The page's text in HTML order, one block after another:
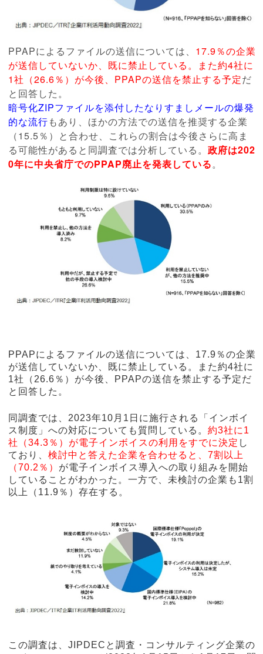
PPAPによるファイルの送信については、 17.9％の企業
が送信していないか、既に禁止している。また約4社に
1社（26.6％）が今後、PPAPの送信を禁止する予定だ
と回答した。
暗号化ZIPファイルを添付したなりすましメールの爆発
的な流行もあり、ほかの方法での送信を推奨する企業
（15.5％）と合わせ、これらの割合は今後さらに高ま
る可能性があると同調査では分析している。政府は202
0年に中央省庁でのPPAP廃止を発表している。
PPAPによるファイルの送信については、17.9％の企業
が送信していないか、既に禁止している。また約4社に
1社（26.6％）が今後、PPAPの送信を禁止する予定だ
と回答した。
同調査では、2023年10月1日に施行される「インボイ
ス制度」への対応についても質問している。約3社に1
社（34.3％）が電子インボイスの利用をすでに決定 し
ており、検討中と答えた企業を合わせると、7割以上
（70.2％） が電子インボイス導入への取り組みを開始
していることがわかった。一方で、未検討の企業も1割
以上（11.9％）存在する。
この調査は、JIPDECと調査・コンサルティング企業の